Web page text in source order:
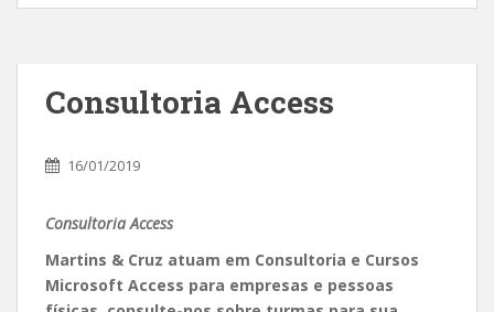
Consultoria Access
16/01/2019
Consultoria Access
Martins & Cruz atuam em Consultoria e Cursos
Microsoft Access para empresas e pessoas